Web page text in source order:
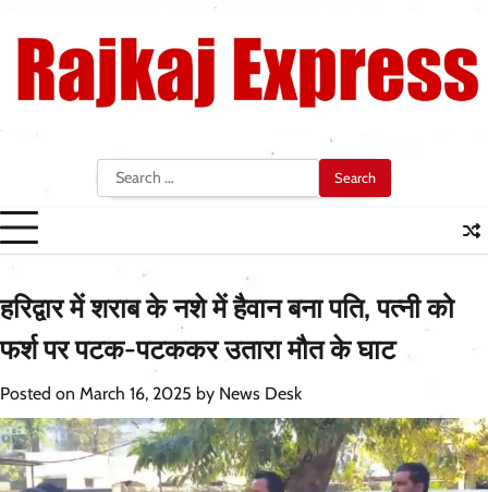
content
Search
for:
हरिद्वार में शराब के नशे में हैवान बना पति, पत्नी को
फर्श पर पटक-पटककर उतारा मौत के घाट
Posted on March 16, 2025 by News Desk